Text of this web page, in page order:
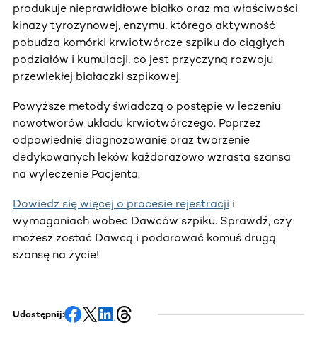
produkuje nieprawidłowe białko oraz ma właściwości
kinazy tyrozynowej, enzymu, którego aktywność
pobudza komórki krwiotwórcze szpiku do ciągłych
podziałów i kumulacji, co jest przyczyną rozwoju
przewlekłej białaczki szpikowej.
Powyższe metody świadczą o postępie w leczeniu
nowotworów układu krwiotwórczego. Poprzez
odpowiednie diagnozowanie oraz tworzenie
dedykowanych leków każdorazowo wzrasta szansa
na wyleczenie Pacjenta.
Dowiedz się więcej o procesie rejestracji i
wymaganiach wobec Dawców szpiku. Sprawdź, czy
możesz zostać Dawcą i podarować komuś drugą
szansę na życie!
Udostępnij: